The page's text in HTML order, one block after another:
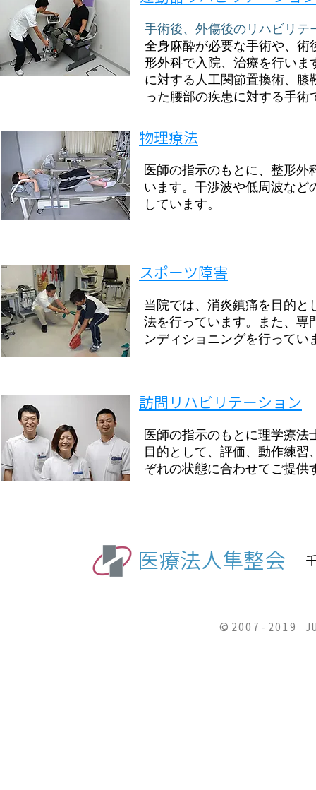
手術後、外傷後のリハビリテ
全身麻酔が必要な手術や、術
形外科で入院、治療を行い
に対する人工関節置換術、
った腰部の疾患に対する手術
物理療法
医師の指示のもとに、整形
います。干渉波や低周波など
しています。
スポーツ障害
当院では、消炎鎮痛を目的と
法を行っています。また、
ンディショニングを行ってい
訪問リハビリテーション
医師の指示のもとに理学療
目的として、評価、動作練
ぞれの状態に合わせてご提供
医療法人隼整会
©2007-2019